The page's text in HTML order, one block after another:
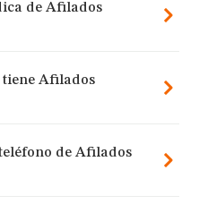
de Afilados
tiene Afilados
de Afilados